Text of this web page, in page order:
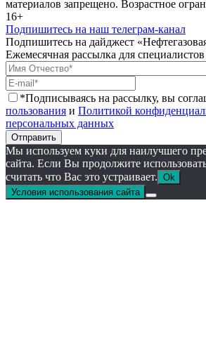
материалов запрещено. Возрастное
16+
Подпишитесь на наш телеграм-канал
Подпишитесь на дайджест
Ежемесячная рассылка для специалистов
*Подписываясь на рассылку, вы
пользования и Политикой
персональных данных
Отправить
Мы используем куки для наилучшего
сайта. Если Вы продолжите
считать что Вас это устраивает. Ok
Условия использования сайта